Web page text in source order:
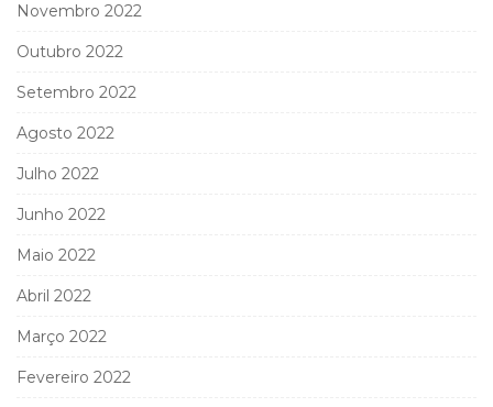
Novembro 2022
Outubro 2022
Setembro 2022
Agosto 2022
Julho 2022
Junho 2022
Maio 2022
Abril 2022
Março 2022
Fevereiro 2022